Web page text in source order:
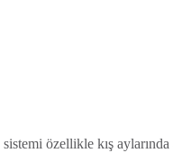
özellikle kış